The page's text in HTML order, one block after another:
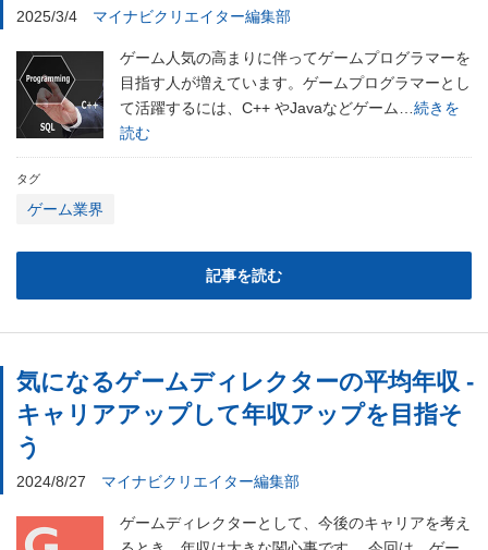
2025/3/4 マイナビクリエイター編集部
ゲーム人気の高まりに伴ってゲームプログラマーを
目指す人が増えています。ゲームプログラマーとし
て活躍するには、C++ やJavaなどゲーム… 続きを
読む
タグ
ゲーム業界
記事を読む
気になるゲームディレクターの平均年収 -
キャリアアップして年収アップを目指そ
う
2024/8/27 マイナビクリエイター編集部
ゲームディレクターとして、今後のキャリアを考え